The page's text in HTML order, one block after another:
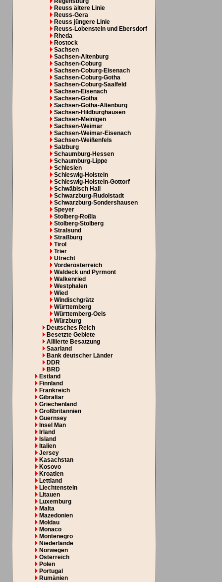
Reuss ältere Linie
Reuss-Gera
Reuss jüngere Linie
Reuss-Lobenstein und Ebersdorf
Rheda
Rostock
Sachsen
Sachsen-Altenburg
Sachsen-Coburg
Sachsen-Coburg-Eisenach
Sachsen-Coburg-Gotha
Sachsen-Coburg-Saalfeld
Sachsen-Eisenach
Sachsen-Gotha
Sachsen-Gotha-Altenburg
Sachsen-Hildburghausen
Sachsen-Meinigen
Sachsen-Weimar
Sachsen-Weimar-Eisenach
Sachsen-Weißenfels
Salzburg
Schaumburg-Hessen
Schaumburg-Lippe
Schlesien
Schleswig-Holstein
Schleswig-Holstein-Gottorf
Schwäbisch Hall
Schwarzburg-Rudolstadt
Schwarzburg-Sondershausen
Speyer
Stolberg-Roßla
Stolberg-Stolberg
Stralsund
Straßburg
Tirol
Trier
Utrecht
Vorderösterreich
Waldeck und Pyrmont
Walkenried
Westphalen
Wied
Windischgrätz
Württemberg
Württemberg-Oels
Würzburg
Deutsches Reich
Besetzte Gebiete
Alliierte Besatzung
Saarland
Bank deutscher Länder
DDR
BRD
Estland
Finnland
Frankreich
Gibraltar
Griechenland
Großbritannien
Guernsey
Insel Man
Irland
Island
Italien
Jersey
Kasachstan
Kosovo
Kroatien
Lettland
Liechtenstein
Litauen
Luxemburg
Malta
Mazedonien
Moldau
Monaco
Montenegro
Niederlande
Norwegen
Österreich
Polen
Portugal
Rumänien